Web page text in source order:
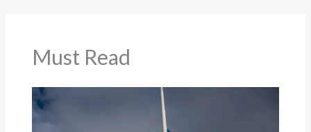
Must Read